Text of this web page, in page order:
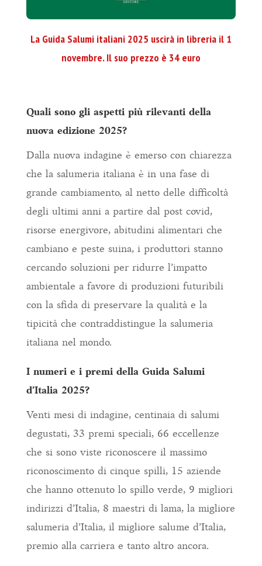
La Guida Salumi italiani 2025 uscirà in libreria il 1
novembre. Il suo prezzo è 34 euro
Quali sono gli aspetti più rilevanti della
nuova edizione 2025?
Dalla nuova indagine è emerso con chiarezza
che la salumeria italiana è in una fase di
grande cambiamento, al netto delle difficoltà
degli ultimi anni a partire dal post covid,
risorse energivore, abitudini alimentari che
cambiano e peste suina, i produttori stanno
cercando soluzioni per ridurre l’impatto
ambientale a favore di produzioni futuribili
con la sfida di preservare la qualità e la
tipicità che contraddistingue la salumeria
italiana nel mondo.
I numeri e i premi della Guida Salumi
d’Italia 2025?
Venti mesi di indagine, centinaia di salumi
degustati, 33 premi speciali, 66 eccellenze
che si sono viste riconoscere il massimo
riconoscimento di cinque spilli, 15 aziende
che hanno ottenuto lo spillo verde, 9 migliori
indirizzi d’Italia, 8 maestri di lama, la migliore
salumeria d’Italia, il migliore salume d’Italia,
premio alla carriera e tanto altro ancora.